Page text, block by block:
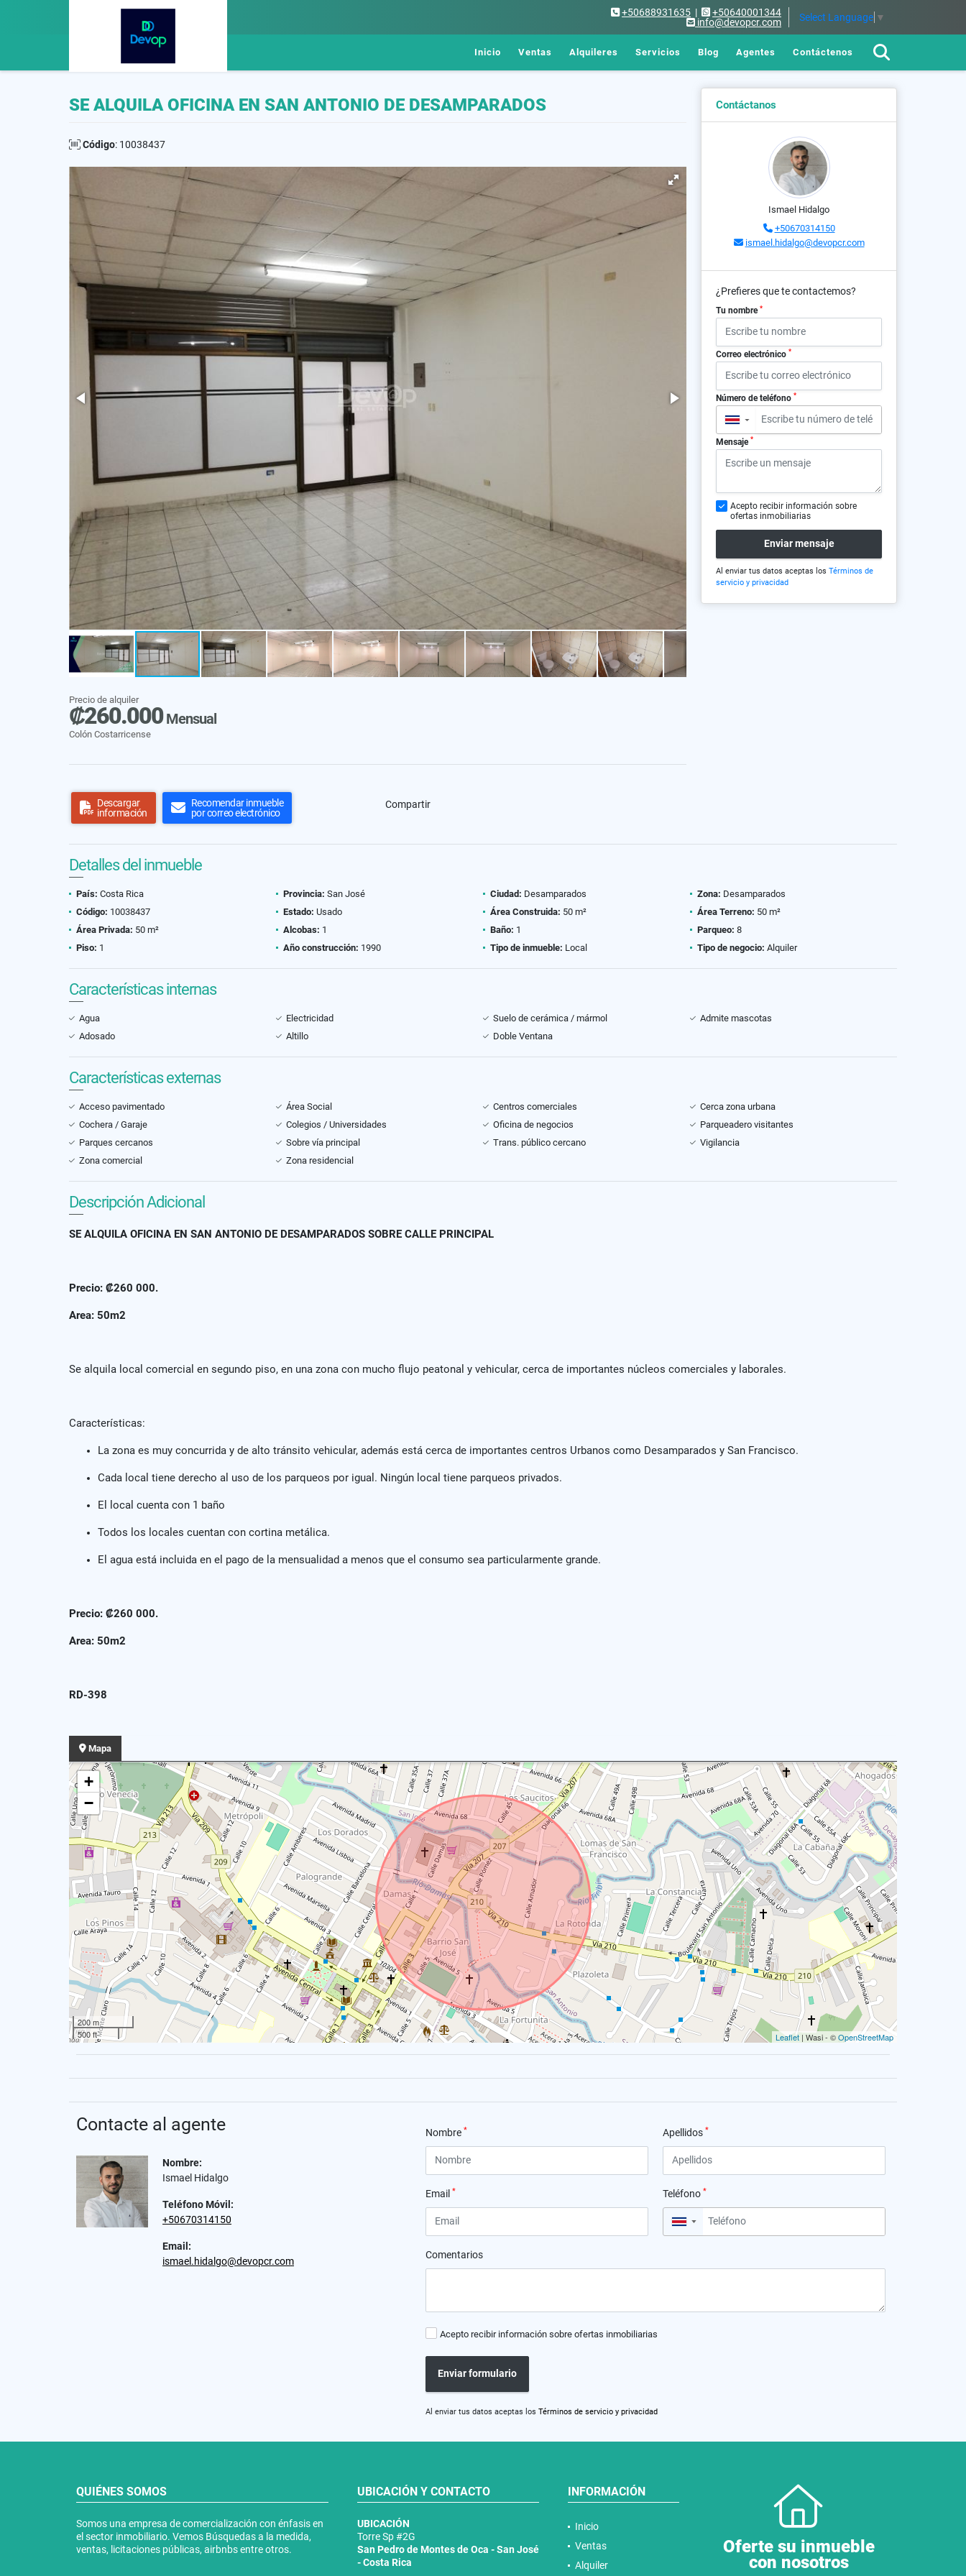
+50688931635 |
+50640001344
info@devopcr.com
Select Language ▼
Inicio Ventas Alquileres Servicios Blog Agentes Contáctenos
SE ALQUILA OFICINA EN SAN ANTONIO DE DESAMPARADOS
Código: 10038437
Precio de alquiler
₡260.000Mensual
Colón Costarricense
Descargar
información
Recomendar inmueble
por correo electrónico
Compartir
Contáctanos
Ismael Hidalgo
+50670314150
ismael.hidalgo@devopcr.com
¿Prefieres que te contactemos?
Tu nombre *
Correo electrónico *
Número de teléfono *
▼
Mensaje *
Acepto recibir información sobre
ofertas inmobiliarias
Enviar mensaje
Al enviar tus datos aceptas los Términos de
servicio y privacidad
Detalles del inmueble
País: Costa Rica Provincia: San José Ciudad: Desamparados Zona: Desamparados
Código: 10038437 Estado: Usado Área Construida: 50 m² Área Terreno: 50 m²
Área Privada: 50 m² Alcobas: 1 Baño: 1 Parqueo: 8
Piso: 1 Año construcción: 1990 Tipo de inmueble: Local Tipo de negocio: Alquiler
Características internas
Agua Electricidad Suelo de cerámica / mármol
Admite mascotas
Adosado
Altillo Doble Ventana
Características externas
Acceso pavimentado Área Social Centros comerciales
Cerca zona urbana
Cochera / Garaje
Colegios / Universidades Oficina de negocios
Parqueadero visitantes
Parques cercanos
Sobre vía principal Trans. público cercano
Vigilancia
Zona comercial
Zona residencial
Descripción Adicional
SE ALQUILA OFICINA EN SAN ANTONIO DE DESAMPARADOS SOBRE CALLE PRINCIPAL
Precio: ₡260 000.
Area: 50m2
Se alquila local comercial en segundo piso, en una zona con mucho flujo peatonal y vehicular, cerca de importantes núcleos comerciales y laborales.
Características:
La zona es muy concurrida y de alto tránsito vehicular, además está cerca de importantes centros Urbanos como Desamparados y San Francisco.
Cada local tiene derecho al uso de los parqueos por igual. Ningún local tiene parqueos privados.
El local cuenta con 1 baño
Todos los locales cuentan con cortina metálica.
El agua está incluida en el pago de la mensualidad a menos que el consumo sea particularmente grande.
Precio: ₡260 000.
Area: 50m2
RD-398
Mapa
+
−
200 m
500 ft
Leaflet | Wasi - ©OpenStreetMap
Contacte al agente
Nombre:
Ismael Hidalgo
Teléfono Móvil:
+50670314150
Email:
ismael.hidalgo@devopcr.com
Nombre * Apellidos *
Email * Teléfono *
▼
Comentarios
Acepto recibir información sobre ofertas inmobiliarias
Enviar formulario
Al enviar tus datos aceptas los Términos de servicio y privacidad
QUIÉNES SOMOS
Somos una empresa de comercialización con énfasis en
el sector inmobiliario. Vemos Búsquedas a la medida,
ventas, licitaciones públicas, airbnbs entre otros.
UBICACIÓN Y CONTACTO
UBICACIÓN
Torre Sp #2G
San Pedro de Montes de Oca - San José
- Costa Rica
INFORMACIÓN
Inicio
Ventas
Alquiler
Oferte su inmueble
con nosotros